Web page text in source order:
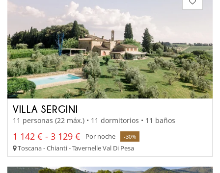
VILLA SERGINI
11 personas (22 máx.) • 11 dormitorios • 11 baños
1 142 € - 3 129 € Por noche -30%
Toscana - Chianti - Tavernelle Val Di Pesa